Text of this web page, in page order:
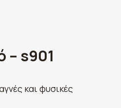
– s901
και φυσικές